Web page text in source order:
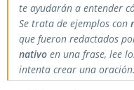
te ayudarán a entender
Se trata de ejemplos con
que fueron redactados
nativo en una frase, lee
intenta crear una oración.